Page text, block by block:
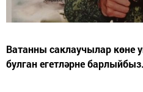
Ватанны саклаучылар көне
булган егетләрне барлыйбыз.